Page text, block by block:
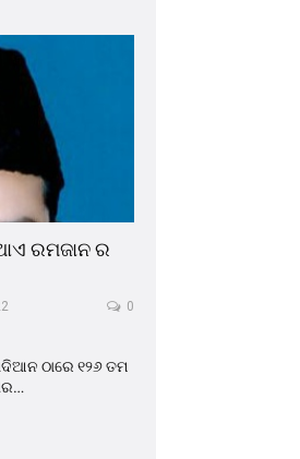
ରମଜାନ ର
0
ଠାରେ ୧୨୬ ତମ